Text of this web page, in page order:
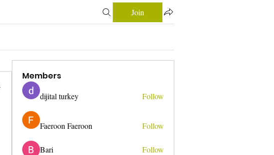
Join
Members
dijital turkey Follow
Faeroon Faeroon Follow
Bari
Follow